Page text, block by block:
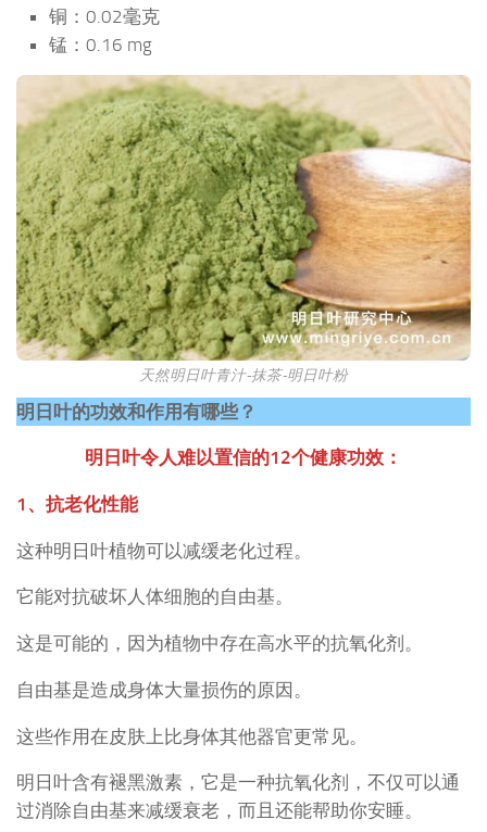
铜：0.02毫克
锰：0.16 mg
天然明日叶青汁-抹茶-明日叶粉
明日叶的功效和作用有哪些？
明日叶令人难以置信的12个健康功效：
1、抗老化性能
这种明日叶植物可以减缓老化过程。
它能对抗破坏人体细胞的自由基。
这是可能的，因为植物中存在高水平的抗氧化剂。
自由基是造成身体大量损伤的原因。
这些作用在皮肤上比身体其他器官更常见。
明日叶含有褪黑激素，它是一种抗氧化剂，不仅可以通
过消除自由基来减缓衰老，而且还能帮助你安睡。